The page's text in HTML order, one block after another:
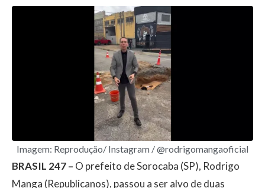
Imagem: Reprodução/ Instagram / @rodrigomangaoficial
BRASIL 247 – O prefeito de Sorocaba (SP), Rodrigo
Manga (Republicanos), passou a ser alvo de duas